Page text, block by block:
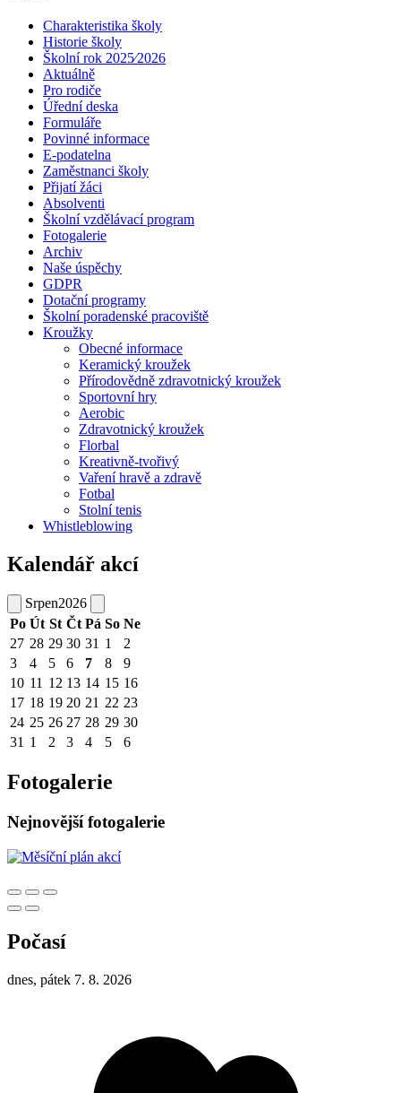
Charakteristika školy
Historie školy
Školní rok 2025⁄2026
Aktuálně
Pro rodiče
Úřední deska
Formuláře
Povinné informace
E-podatelna
Zaměstnanci školy
Přijatí žáci
Absolventi
Školní vzdělávací program
Fotogalerie
Archiv
Naše úspěchy
GDPR
Dotační programy
Školní poradenské pracoviště
Kroužky
Obecné informace
Keramický kroužek
Přírodovědně zdravotnický kroužek
Sportovní hry
Aerobic
Zdravotnický kroužek
Florbal
Kreativně-tvořivý
Vaření hravě a zdravě
Fotbal
Stolní tenis
Whistleblowing
Kalendář akcí
Srpen2026
Po Út St Čt Pá So Ne
27 28 29 30 31 1
2
3
4 5 6 7 8
9
10 11 12 13 14 15 16
17 18 19 20 21 22 23
24 25 26 27 28 29 30
31 1 2 3 4 5 6
Fotogalerie
Nejnovější fotogalerie
Počasí
dnes, pátek 7. 8. 2026